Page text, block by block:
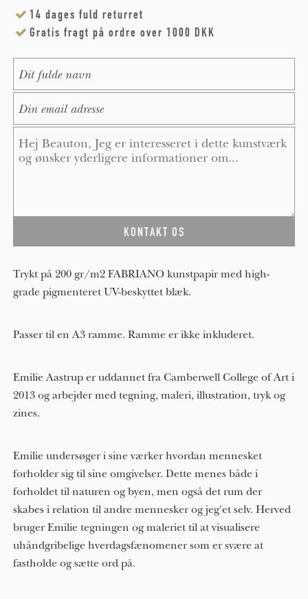
14 dages fuld returret
Gratis fragt på ordre over 1000 DKK
Trykt på 200 gr/m2 FABRIANO kunstpapir med high-
grade pigmenteret UV-beskyttet blæk.
Passer til en A3 ramme. Ramme er ikke inkluderet.
Emilie Aastrup er uddannet fra Camberwell College of Art i
2013 og arbejder med tegning, maleri, illustration, tryk og
zines.
Emilie undersøger i sine værker hvordan mennesket
forholder sig til sine omgivelser. Dette menes både i
forholdet til naturen og byen, men også det rum der
skabes i relation til andre mennesker og jeg'et selv. Herved
bruger Emilie tegningen og maleriet til at visualisere
uhåndgribelige hverdagsfænomener som er svære at
fastholde og sætte ord på.